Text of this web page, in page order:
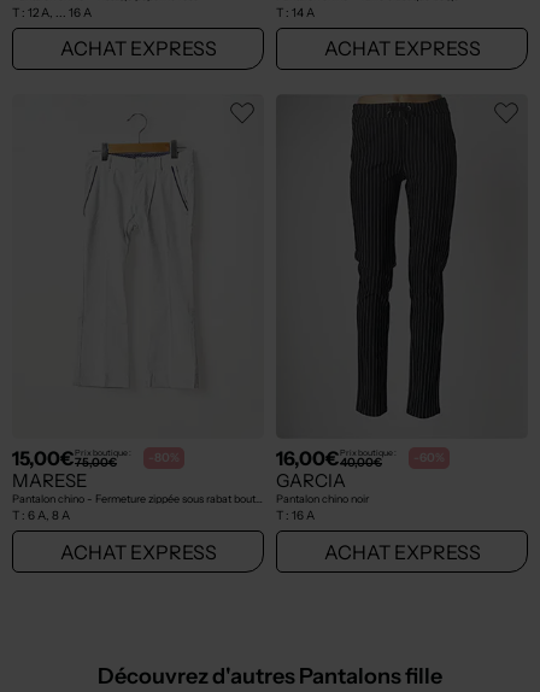
T : 12 A, ... 16 A
ACHAT EXPRESS
T : 14 A
ACHAT EXPRESS
15,00€Prix boutique :
75,00€ -80%
MARESE
Pantalon chino - Fermeture zippée sous rabat boutonné bleu
T : 6 A, 8 A
ACHAT EXPRESS
16,00€Prix boutique :
40,00€ -60%
GARCIA
Pantalon chino noir
T : 16 A
ACHAT EXPRESS
Découvrez d'autres Pantalons fille